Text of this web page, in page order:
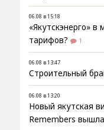
06.08 в 15:18
«Якутскэнерго»
тарифов?
1
06.08 в 13:47
Строительный
06.08 в 13:20
Новый якутская
Remembers